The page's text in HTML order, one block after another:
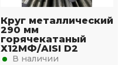
Круг металлический
290 мм
горячекатаный
Х12МФ/AISI D2
В наличии